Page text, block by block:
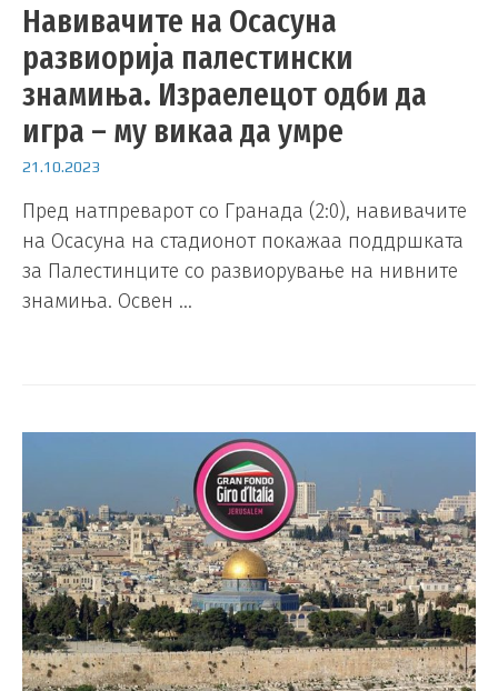
Навивачите на Осасуна
развиорија палестински
знамиња. Израелецот одби да
игра – му викаа да умре
21.10.2023
Пред натпреварот со Гранада (2:0), навивачите
на Осасуна на стадионот покажаа поддршката
за Палестинците со развиорување на нивните
знамиња. Освен …